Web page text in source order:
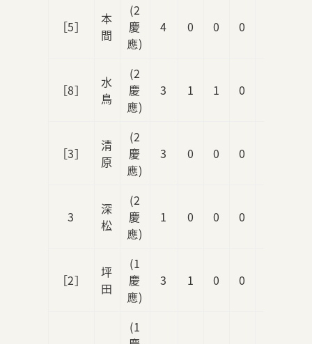
［5］
本
間
(2
慶
應)
4 0 0 0
［8］
水
鳥
(2
慶
應)
3 1 1 0
［3］
清
原
(2
慶
應)
3 0 0 0
3
深
松
(2
慶
應)
1 0 0 0
［2］
坪
田
(1
慶
應)
3 1 0 0
(1